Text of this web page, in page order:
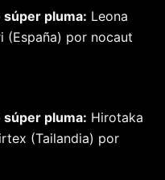
pluma: Leona
(España) por nocaut
pluma: Hirotaka
(Tailandia) por